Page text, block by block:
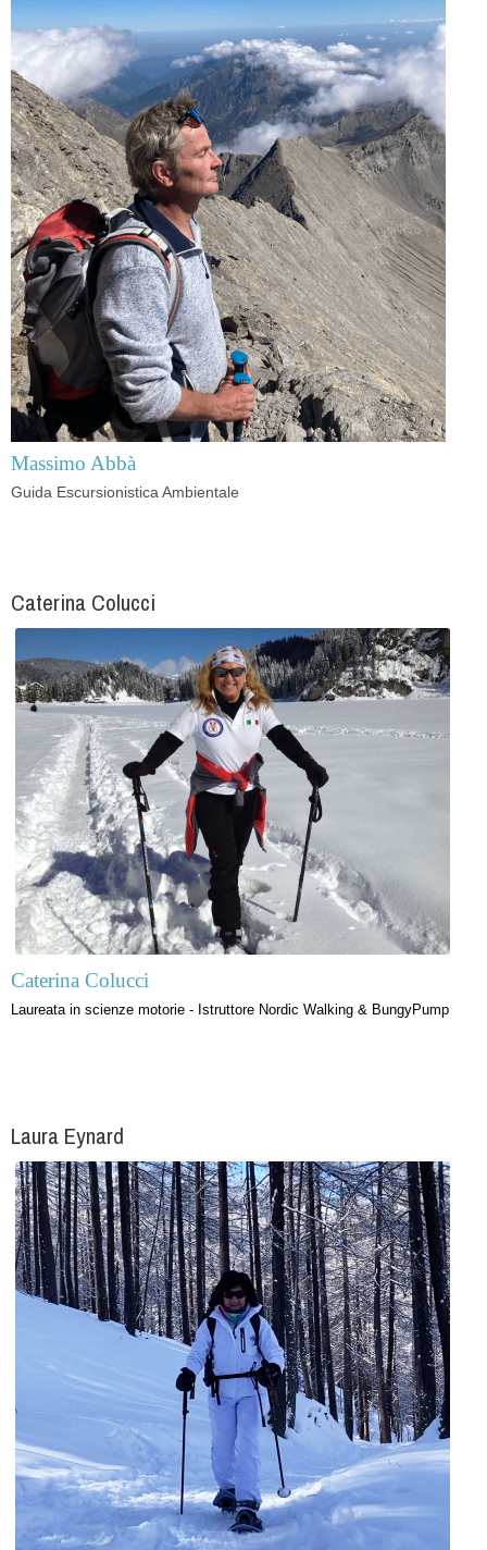
Massimo Abbà
Guida Escursionistica Ambientale
Caterina Colucci
Caterina Colucci
Laureata in scienze motorie - Istruttore Nordic Walking & BungyPump
Laura Eynard